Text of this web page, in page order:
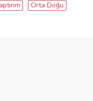
Orta Doğu